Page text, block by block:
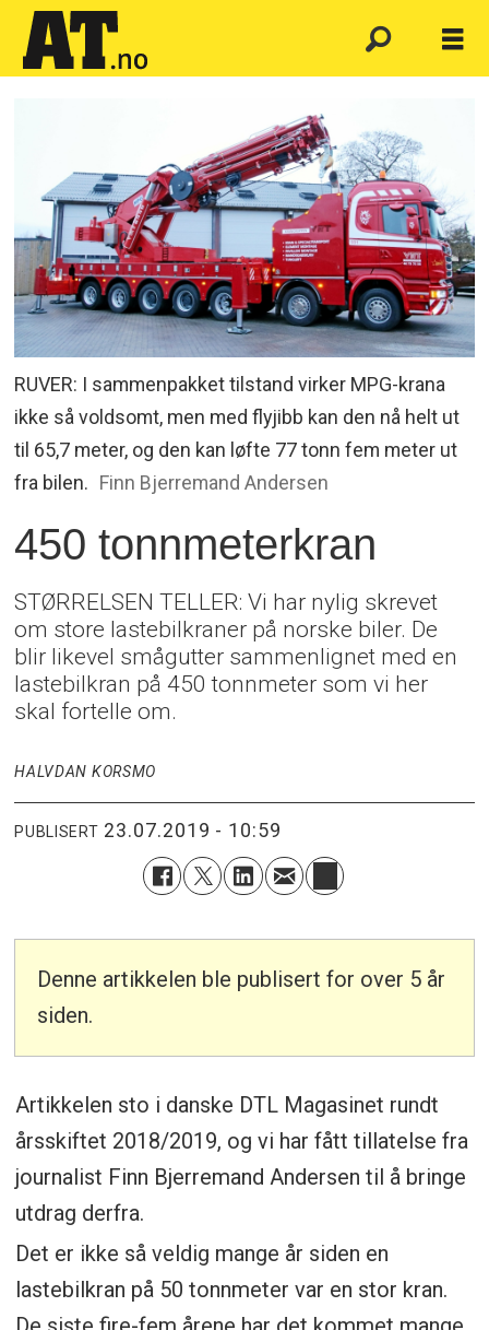
RUVER: I sammenpakket tilstand virker MPG-krana
ikke så voldsomt, men med flyjibb kan den nå helt ut
til 65,7 meter, og den kan løfte 77 tonn fem meter ut
fra bilen. Finn Bjerremand Andersen
450 tonnmeterkran
STØRRELSEN TELLER: Vi har nylig skrevet
om store lastebilkraner på norske biler. De
blir likevel smågutter sammenlignet med en
lastebilkran på 450 tonnmeter som vi her
skal fortelle om.
HALVDAN KORSMO
PUBLISERT 23.07.2019 - 10:59
Denne artikkelen ble publisert for over 5 år
siden.
Artikkelen sto i danske DTL Magasinet rundt
årsskiftet 2018/2019, og vi har fått tillatelse fra
journalist Finn Bjerremand Andersen til å bringe
utdrag derfra.
Det er ikke så veldig mange år siden en
lastebilkran på 50 tonnmeter var en stor kran.